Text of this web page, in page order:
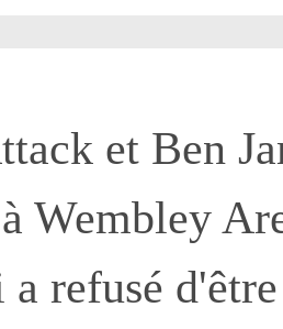
et Ben
Wembley
a refusé